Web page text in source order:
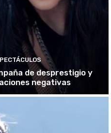
de desprestigio y
negativas